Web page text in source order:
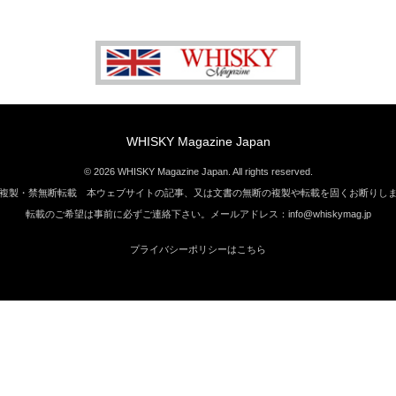
WHISKY Magazine Japan
© 2026 WHISKY Magazine Japan. All rights reserved.
製・禁無断転載 本ウェブサイトの記事、又は文書の無断の複製や転載を固くお断りし
転載のご希望は事前に必ずご連絡下さい。メールアドレス：info@whiskymag.jp
プライバシーポリシーはこちら